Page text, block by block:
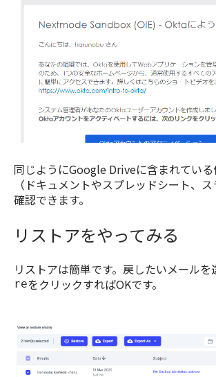
同じようにGoogle Driveに含まれてい
（ドキュメントやスプレッドシート、
確認できます。
リストアをやってみる
リストアは簡単です。戻したいメールを
reをクリックすればOKです。